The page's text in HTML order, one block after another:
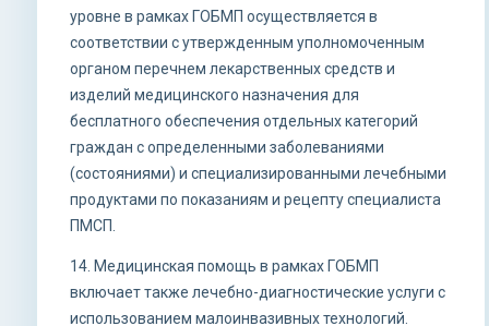
уровне в рамках ГОБМП осуществляется в
соответствии с утвержденным уполномоченным
органом перечнем лекарственных средств и
изделий медицинского назначения для
бесплатного обеспечения отдельных категорий
граждан с определенными заболеваниями
(состояниями) и специализированными лечебными
продуктами по показаниям и рецепту специалиста
ПМСП.
14. Медицинская помощь в рамках ГОБМП
включает также лечебно-диагностические услуги с
использованием малоинвазивных технологий.